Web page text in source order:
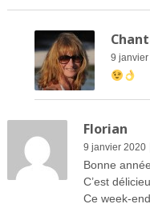
9
Florian
9 janvier 2020
Bonne
C’est
Ce week-